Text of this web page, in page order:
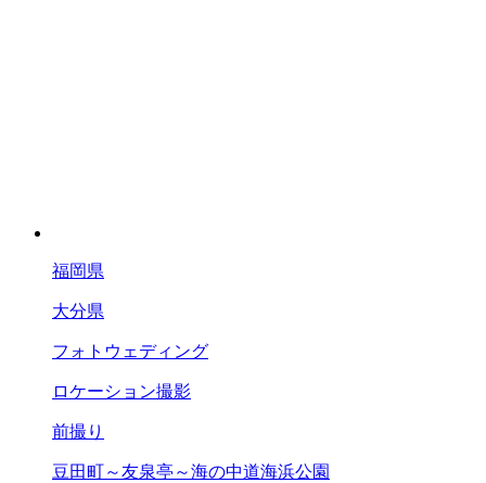
福岡県
大分県
フォトウェディング
ロケーション撮影
前撮り
豆田町～友泉亭～海の中道海浜公園